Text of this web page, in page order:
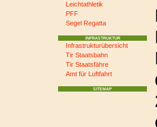
Leichtathletik
PFF
Segel Regatta
INFRASTRUKTUR
Infrastrukturübersicht
Tir Staatsbahn
Tir Staatsfähre
Amt für Luftfahrt
SITEMAP